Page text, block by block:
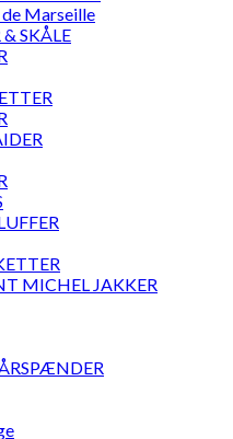
Marseille
SKÅLE
MICHEL JAKKER